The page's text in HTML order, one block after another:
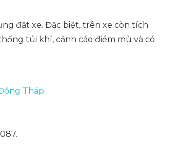
đặt xe. Đặc biệt, trên xe còn tích
túi khí, cảnh cáo điểm mù và có
Tháp